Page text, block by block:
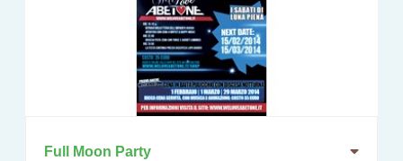
Full Moon Party